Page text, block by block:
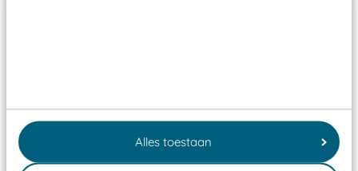
Alles toestaan